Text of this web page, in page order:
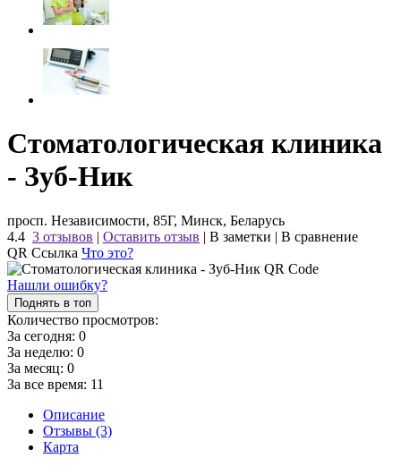
Стоматологическая клиника
- Зуб-Ник
просп. Независимости, 85Г, Минск, Беларусь
4.4 3 отзывов | Оставить отзыв | В заметки | В сравнение
QR Ссылка Что это?
Нашли ошибку?
Поднять в топ
Количество просмотров:
За сегодня: 0
За неделю: 0
За месяц: 0
За все время: 11
Описание
Отзывы (3)
Карта